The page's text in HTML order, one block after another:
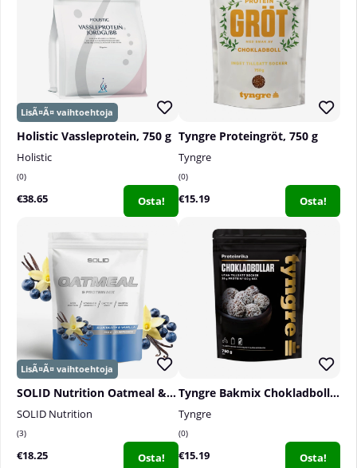
Holistic Vassleprotein, 750 g
Holistic
0
€38.65 Osta!
Tyngre Proteingröt, 750 g
Tyngre
0
€15.19 Osta!
SOLID Nutrition Oatmeal & Protein Mix, 750 g
SOLID Nutrition
3
€18.25 Osta!
Tyngre Bakmix Chokladbollar, 750 g
Tyngre
0
€15.19 Osta!